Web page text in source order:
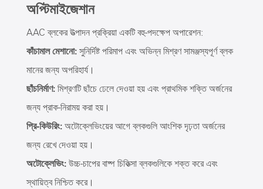
অপ্টিমাইজেশান
AAC ব্লকের উত্পাদন প্রক্রিয়া একটি বহু-পদক্ষেপ অপারেশন:
কাঁচামাল মেশানো: সুনির্দিষ্ট পরিমাপ এবং অভিন্ন মিশ্রণ সামঞ্জস্যপূর্ণ ব্লক
মানের জন্য অপরিহার্য।
ছাঁচনির্মাণ: মিশ্রণটি ছাঁচে ঢেলে দেওয়া হয় এবং প্রাথমিক শক্তি অর্জনের
জন্য প্রাক-নিরাময় করা হয়।
প্রি-কিউরিং: অটোক্লেভিংয়ের আগে ব্লকগুলি আংশিক দৃঢ়তা অর্জনের
জন্য রেখে দেওয়া হয়।
অটোক্লেভিং: উচ্চ-চাপের বাষ্প চিকিত্সা ব্লকগুলিকে শক্ত করে এবং
স্থায়িত্ব নিশ্চিত করে।